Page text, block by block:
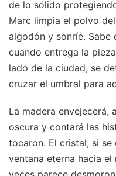
de lo sólido
Marc limpia el polvo
algodón y sonríe. Sabe
cuando entrega la
lado de la ciudad, se
cruzar el umbral para
La madera envejecerá,
oscura y contará las
tocaron. El cristal, si se
ventana eterna hacia el